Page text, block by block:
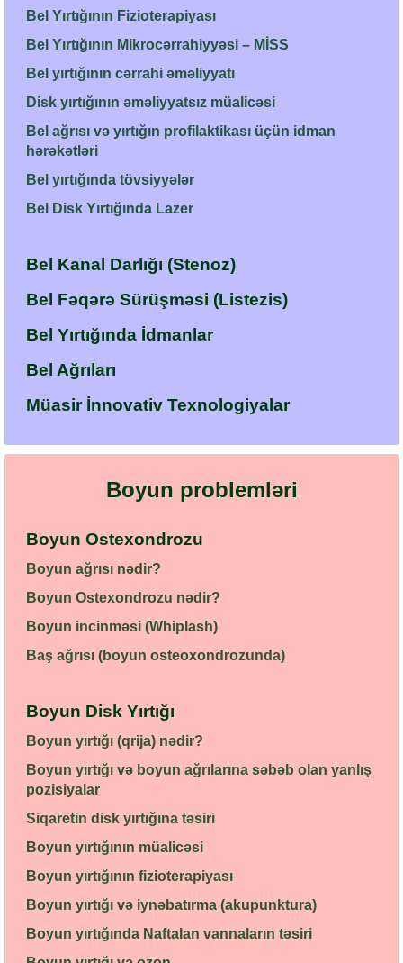
Bel Yırtığının Fizioterapiyası
Bel Yırtığının Mikrocərrahiyyəsi – MİSS
Bel yırtığının cərrahi əməliyyatı
Disk yırtığının əməliyyatsız müalicəsi
Bel ağrısı və yırtığın profilaktikası üçün idman
hərəkətləri
Bel yırtığında tövsiyyələr
Bel Disk Yırtığında Lazer
Bel Kanal Darlığı (Stenoz)
Bel Fəqərə Sürüşməsi (Listezis)
Bel Yırtığında İdmanlar
Bel Ağrıları
Müasir İnnovativ Texnologiyalar
Boyun problemləri
Boyun Ostexondrozu
Boyun ağrısı nədir?
Boyun Ostexondrozu nədir?
Boyun incinməsi (Whiplash)
Baş ağrısı (boyun osteoxondrozunda)
Boyun Disk Yırtığı
Boyun yırtığı (qrija) nədir?
Boyun yırtığı və boyun ağrılarına səbəb olan yanlış
pozisiyalar
Siqaretin disk yırtığına təsiri
Boyun yırtığının müalicəsi
Boyun yırtığının fizioterapiyası
Boyun yırtığı və iynəbatırma (akupunktura)
Boyun yırtığında Naftalan vannaların təsiri